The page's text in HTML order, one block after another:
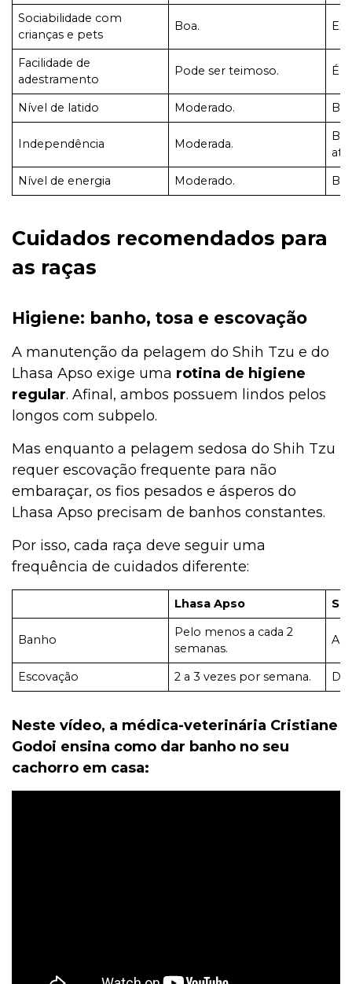
Sociabilidade com
crianças e pets
Boa.
Facilidade de
adestramento
Pode ser teimoso. É
Nível de latido Moderado.
Independência Moderada.
Nível de energia
Moderado.
Cuidados recomendados para
as raças
Higiene: banho, tosa e escovação
A manutenção da pelagem do Shih Tzu e do
Lhasa Apso exige uma rotina de higiene
regular. Afinal, ambos possuem lindos pelos
longos com subpelo.
Mas enquanto a pelagem sedosa do Shih Tzu
requer escovação frequente para não
embaraçar, os fios pesados e ásperos do
Lhasa Apso precisam de banhos constantes.
Por isso, cada raça deve seguir uma
frequência de cuidados diferente:
Lhasa Apso
Banho
Pelo menos a cada 2
semanas.
A
Escovação 2 a 3 vezes por semana.
Neste vídeo, a médica-veterinária Cristiane
Godoi ensina como dar banho no seu
cachorro em casa: